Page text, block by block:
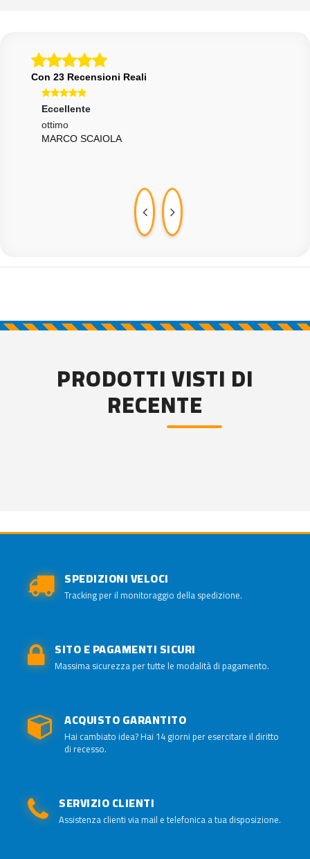
Con 23 Recensioni Reali
Eccellente
ottimo
MARCO SCAIOLA
PRODOTTI VISTI DI
RECENTE
SPEDIZIONI VELOCI
Tracking per il monitoraggio della spedizione.
SITO E PAGAMENTI SICURI
Massima sicurezza per tutte le modalità di pagamento.
ACQUISTO GARANTITO
Hai cambiato idea? Hai 14 giorni per esercitare il diritto
di recesso.
SERVIZIO CLIENTI
Assistenza clienti via mail e telefonica a tua disposizione.